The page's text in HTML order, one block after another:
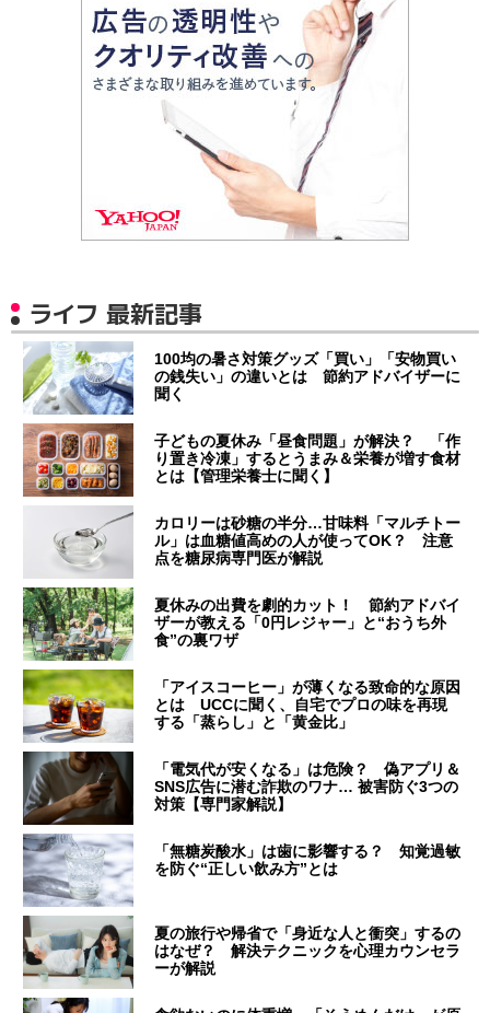
ライフ 最新記事
100均の暑さ対策グッズ「買い」「安物買い
の銭失い」の違いとは 節約アドバイザーに
聞く
子どもの夏休み「昼食問題」が解決？ 「作
り置き冷凍」するとうまみ＆栄養が増す食材
とは【管理栄養士に聞く】
カロリーは砂糖の半分…甘味料「マルチトー
ル」は血糖値高めの人が使ってOK？ 注意
点を糖尿病専門医が解説
夏休みの出費を劇的カット！ 節約アドバイ
ザーが教える「0円レジャー」と“おうち外
食”の裏ワザ
「アイスコーヒー」が薄くなる致命的な原因
とは UCCに聞く、自宅でプロの味を再現
する「蒸らし」と「黄金比」
「電気代が安くなる」は危険？ 偽アプリ＆
SNS広告に潜む詐欺のワナ… 被害防ぐ3つの
対策【専門家解説】
「無糖炭酸水」は歯に影響する？ 知覚過敏
を防ぐ“正しい飲み方”とは
夏の旅行や帰省で「身近な人と衝突」するの
はなぜ？ 解決テクニックを心理カウンセラ
ーが解説